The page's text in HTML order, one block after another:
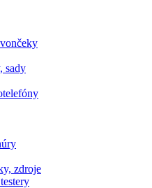
sady
zdroje